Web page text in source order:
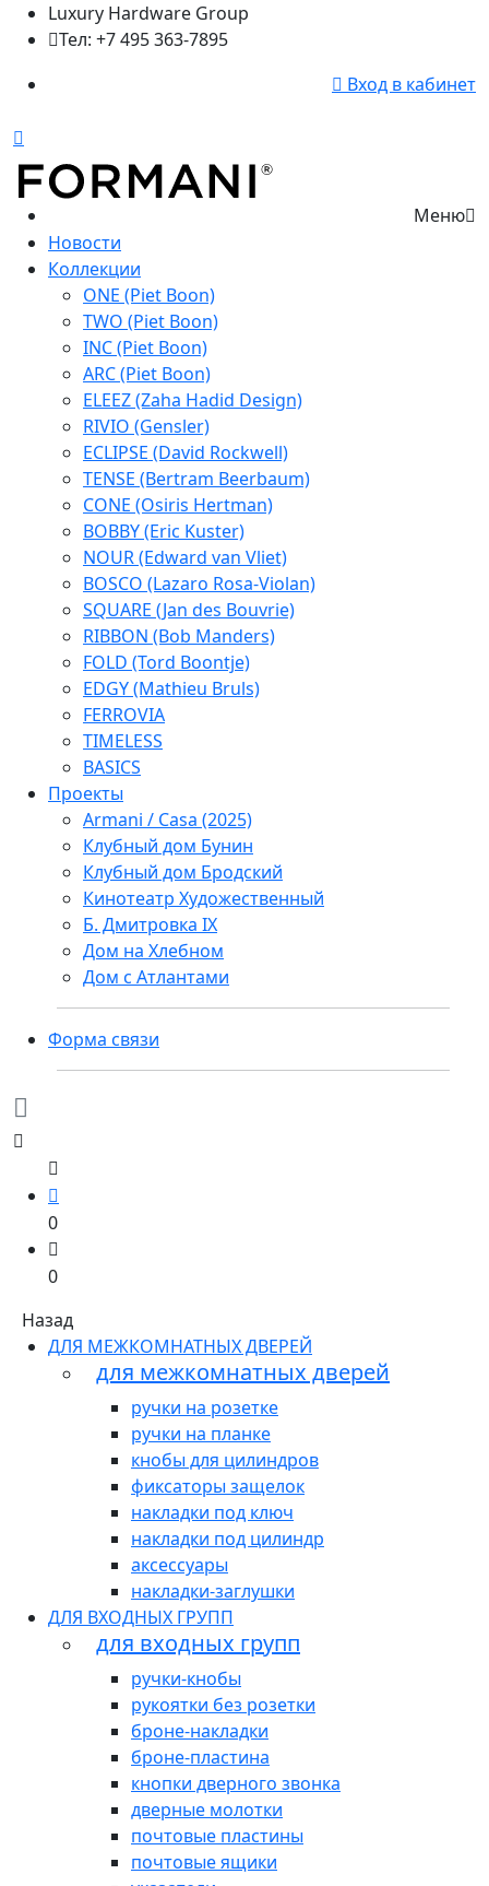
Luxury Hardware Group
Тел: +7 495 363-7895
Вход в кабинет
Меню
Новости
Коллекции
ONE (Piet Boon)
TWO (Piet Boon)
INC (Piet Boon)
ARC (Piet Boon)
ELEEZ (Zaha Hadid Design)
RIVIO (Gensler)
ECLIPSE (David Rockwell)
TENSE (Bertram Beerbaum)
CONE (Osiris Hertman)
BOBBY (Eric Kuster)
NOUR (Edward van Vliet)
BOSCO (Lazaro Rosa-Violan)
SQUARE (Jan des Bouvrie)
RIBBON (Bob Manders)
FOLD (Tord Boontje)
EDGY (Mathieu Bruls)
FERROVIA
TIMELESS
BASICS
Проекты
Armani / Casa (2025)
Клубный дом Бунин
Клубный дом Бродский
Кинотеатр Художественный
Б. Дмитровка IX
Дом на Хлебном
Дом с Атлантами
Форма связи
0
0
Назад
ДЛЯ МЕЖКОМНАТНЫХ ДВЕРЕЙ
для межкомнатных дверей
ручки на розетке
ручки на планке
кнобы для цилиндров
фиксаторы защелок
накладки под ключ
накладки под цилиндр
аксессуары
накладки-заглушки
ДЛЯ ВХОДНЫХ ГРУПП
для входных групп
ручки-кнобы
рукоятки без розетки
броне-накладки
броне-пластина
кнопки дверного звонка
дверные молотки
почтовые пластины
почтовые ящики